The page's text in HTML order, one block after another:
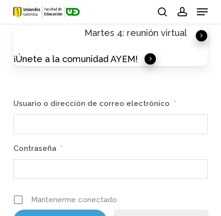
Skip
Menu
Martes 4: reunión virtual
¡Únete a la comunidad AYEM!
Usuario o dirección de correo electrónico *
Contraseña *
Mantenerme conectado